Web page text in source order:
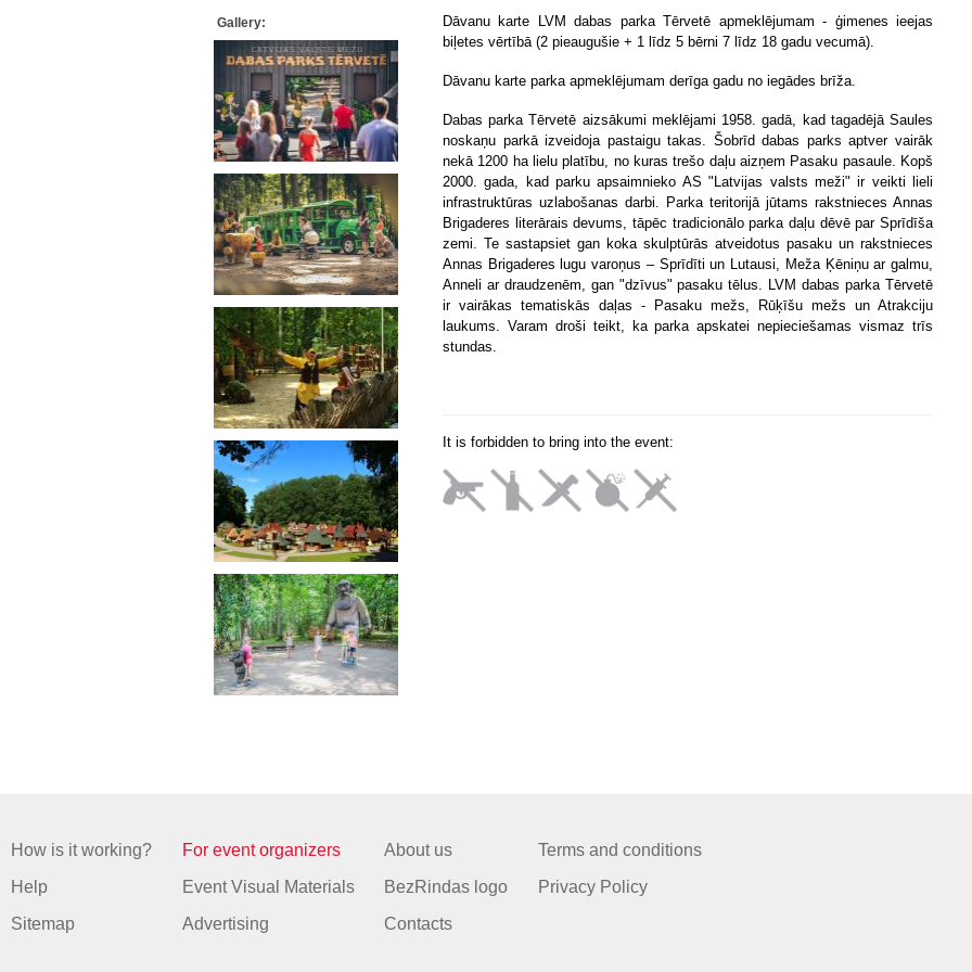
Gallery:
Dāvanu karte LVM dabas parka Tērvetē apmeklējumam - ģimenes ieejas
biļetes vērtībā (2 pieaugušie + 1 līdz 5 bērni 7 līdz 18 gadu vecumā).
Dāvanu karte parka apmeklējumam derīga gadu no iegādes brīža.
Dabas parka Tērvetē aizsākumi meklējami 1958. gadā, kad tagadējā Saules
noskaņu parkā izveidoja pastaigu takas. Šobrīd dabas parks aptver vairāk
nekā 1200 ha lielu platību, no kuras trešo daļu aizņem Pasaku pasaule. Kopš
2000. gada, kad parku apsaimnieko AS "Latvijas valsts meži" ir veikti lieli
infrastruktūras uzlabošanas darbi. Parka teritorijā jūtams rakstnieces Annas
Brigaderes literārais devums, tāpēc tradicionālo parka daļu dēvē par Sprīdīša
zemi. Te sastapsiet gan koka skulptūrās atveidotus pasaku un rakstnieces
Annas Brigaderes lugu varoņus – Sprīdīti un Lutausi, Meža Ķēniņu ar galmu,
Anneli ar draudzenēm, gan "dzīvus" pasaku tēlus. LVM dabas parka Tērvetē
ir vairākas tematiskās daļas - Pasaku mežs, Rūķīšu mežs un Atrakciju
laukums. Varam droši teikt, ka parka apskatei nepieciešamas vismaz trīs
stundas.
It is forbidden to bring into the event:
How is it working?
Help
Sitemap
For event organizers
Event Visual Materials
Advertising
About us
BezRindas logo
Contacts
Terms and conditions
Privacy Policy